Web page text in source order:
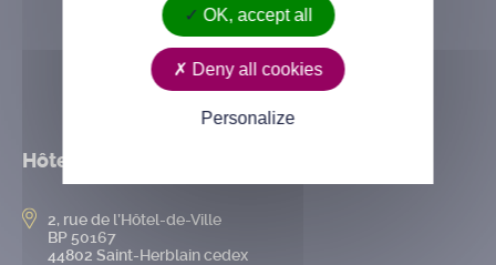
Hôtel de ville
2, rue de l’Hôtel-de-Ville
BP 50167
44802 Saint-Herblain cedex
OK, accept all
Deny all cookies
Personalize